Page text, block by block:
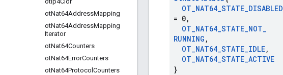
otNat64AddressMapping
otNat64AddressMapping
Iterator
otNat64Counters
otNat64ErrorCounters
otNat64Protocol Counters
OT_NAT64_STATE_DISABLED
= 0,
OT_NAT64_STATE_NOT_
RUNNING ,
OT_NAT64_STATE_IDLE,
OT_NAT64_STATE_ACTIVE
}